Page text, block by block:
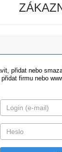
přidat nebo
firmu nebo